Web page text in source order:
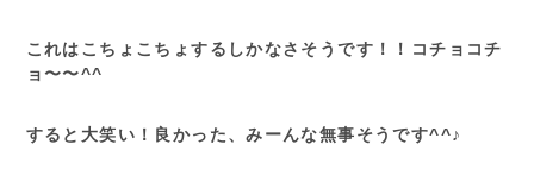
これはこちょこちょするしかなさそうです！！コチョコチ
ョ〜〜^^
すると大笑い！良かった、みーんな無事そうです^^♪